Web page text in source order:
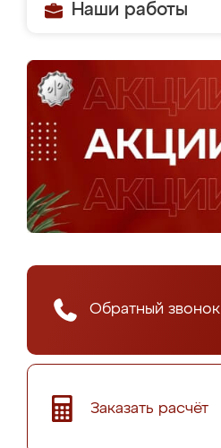
Наши работы
Обратный звонок
Заказать расчёт